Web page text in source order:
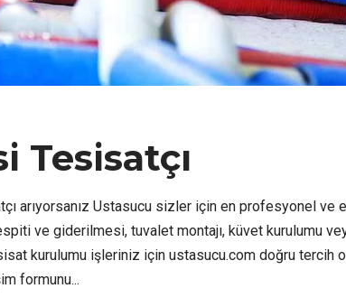
Tesisatçı
arıyorsanız Ustasucu sizler için en profesyonel ve
ve giderilmesi, tuvalet montajı, küvet kurulumu
kurulumu işleriniz için ustasucu.com doğru tercih
formunu...